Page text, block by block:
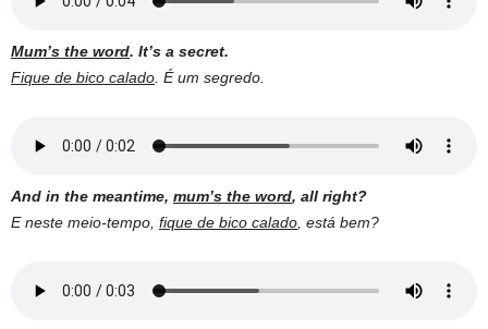
Mum’s the word. It’s a secret.
Fique de bico calado . É um segredo.
And in the meantime, mum’s the word, all right?
E neste meio-tempo, fique de bico calado , está bem?